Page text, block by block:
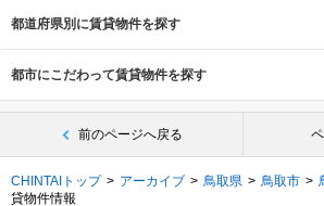
都道府県別に賃貸物件を探す
都市にこだわって賃貸物件を探す
前のページへ戻る
CHINTAIトップ アーカイブ 鳥取県 鳥取市
貸物件情報